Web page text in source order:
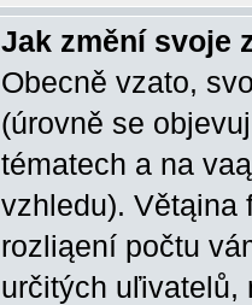
Jak změní svoje
Obecně vzato,
(úrovně se
tématech a na
vzhledu). Větąina
rozliąení počtu
určitých uľivatelů,